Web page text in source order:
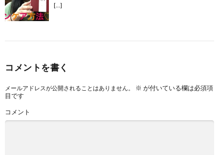
[…]
コメントを書く
メールアドレスが公開されることはありません。 ※ が付いている欄は必須項
目です
コメント